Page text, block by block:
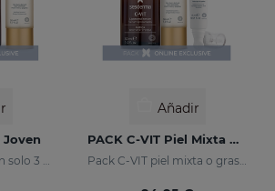
Joven
Tu piel más joven en solo 3 pasos
Añadir
PACK C-VIT Piel Mixta O Grasa
Pack C-VIT piel mixta o grasa - exclusivo online